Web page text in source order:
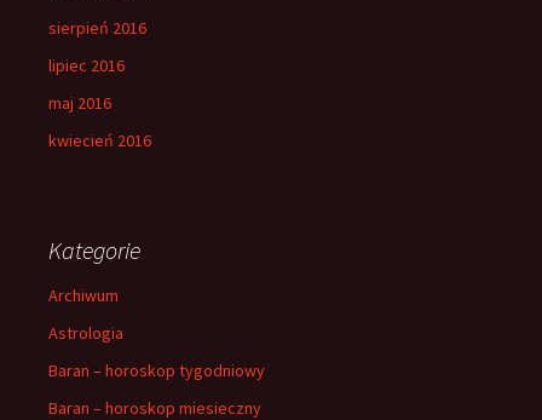
sierpień 2016
lipiec 2016
maj 2016
kwiecień 2016
Kategorie
Archiwum
Astrologia
Baran – horoskop tygodniowy
Baran – horoskop miesieczny